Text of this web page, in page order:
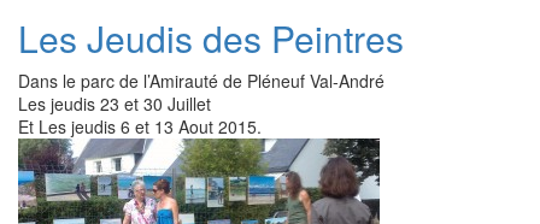
Les Jeudis des Peintres
Dans le parc de l’Amirauté de Pléneuf Val-André
Les jeudis 23 et 30 Juillet
Et Les jeudis 6 et 13 Aout 2015.